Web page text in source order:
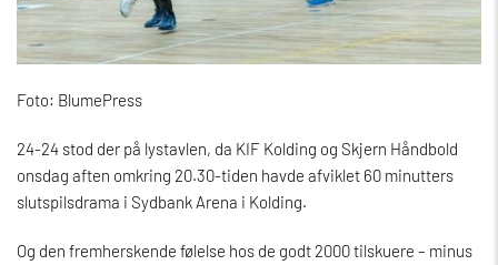
Foto: BlumePress
24-24 stod der på lystavlen, da KIF Kolding og Skjern Håndbold
onsdag aften omkring 20.30-tiden havde afviklet 60 minutters
slutspilsdrama i Sydbank Arena i Kolding.
Og den fremherskende følelse hos de godt 2000 tilskuere – minus